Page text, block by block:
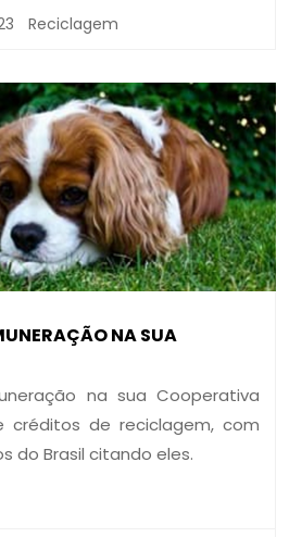
Reciclagem
NA SUA
na sua Cooperativa
de reciclagem, com
do Brasil citando eles.